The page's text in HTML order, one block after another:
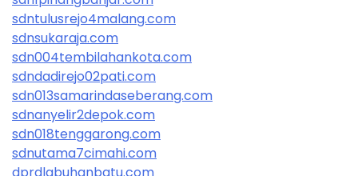
sdntulusrejo4malang.com
sdnsukaraja.com
sdn004tembilahankota.com
sdndadirejo02pati.com
sdn013samarindaseberang.com
sdnanyelir2depok.com
sdn018tenggarong.com
sdnutama7cimahi.com
dprdlabuhanbatu.com